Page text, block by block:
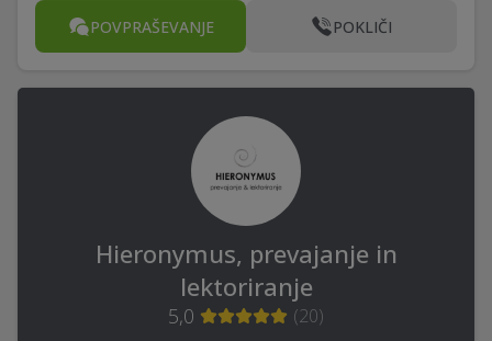
POVPRAŠEVANJE POKLIČI
Hieronymus, prevajanje in
lektoriranje
5,0 (20)